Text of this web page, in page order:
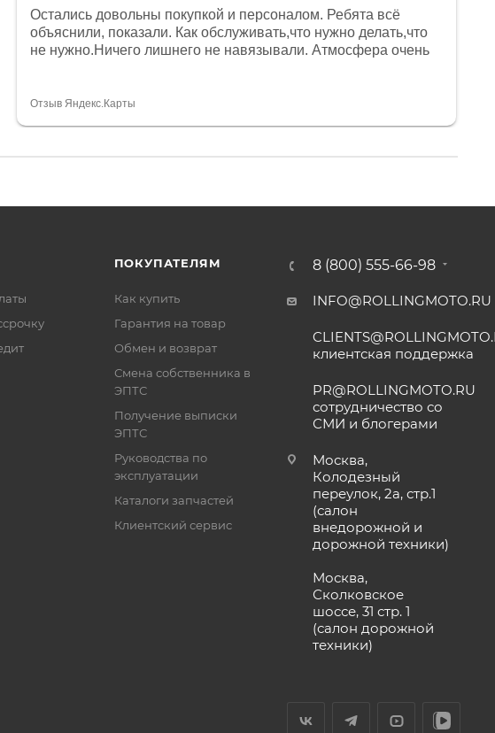
Остались довольны покупкой и персоналом. Ребята всё
объяснили, показали. Как обслуживать,что нужно делать,что
не нужно.Ничего лишнего не навязывали. Атмосфера очень
огромное спасибо Дмитрию, за клиентоориентированность и
Отзыв Яндекс.Карты
ПОКУПАТЕЛЯМ
Как купить
Гарантия на товар
Обмен и возврат
Смена собственника в
ЭПТС
Получение выписки
ЭПТС
Руководства по
эксплуатации
Каталоги запчастей
Клиентский сервис
8 (800) 555-66-98
INFO@ROLLINGMOTO.RU
клиентская поддержка
PR@ROLLINGMOTO.RU
сотрудничество со
СМИ и блогерами
Москва,
Колодезный
переулок, 2а, стр.1
(салон
внедорожной и
дорожной техники)
Москва,
Сколковское
шоссе, 31 стр. 1
(салон дорожной
техники)